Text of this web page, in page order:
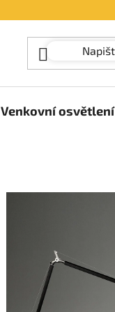
Venkovní osvětlení